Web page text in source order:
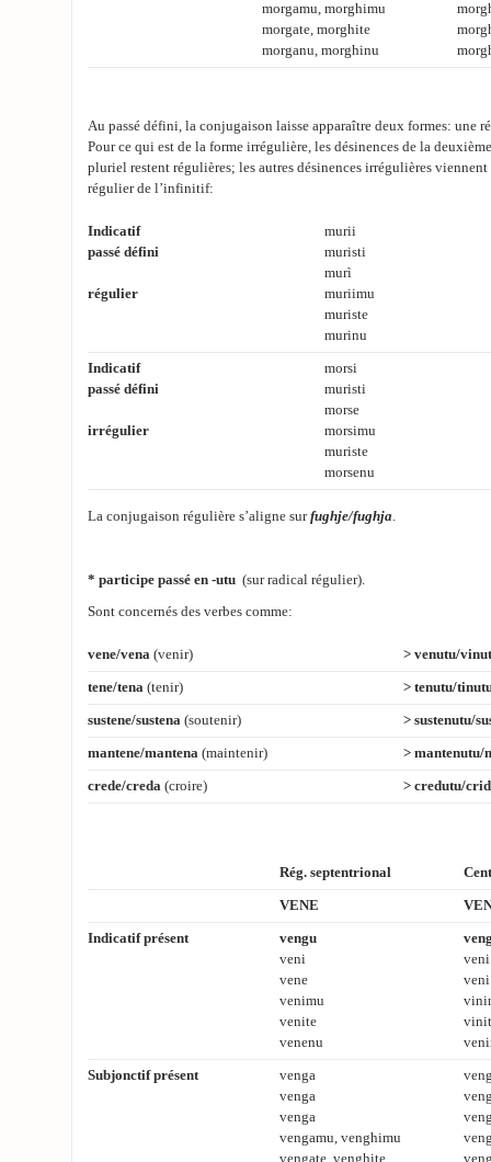
morgamu, morghimu
morgate, morghite
morganu, morghinu
Au passé défini, la conjugaison laisse apparaître deux formes: une
Pour ce qui est de la forme irrégulière, les désinences de la
pluriel restent régulières; les autres désinences irrégulières
régulier de l’infinitif:
Indicatif
passé défini
régulier
murii
muristi
murì
muriimu
muriste
murinu
Indicatif
passé défini
irrégulier
morsi
muristi
morse
morsimu
muriste
morsenu
La conjugaison régulière s’aligne surfughje/fughja.
* participe passé en -utu (sur radical régulier).
Sont concernés des verbes comme:
vene/vena (venir) > venutu/
tene/tena (tenir) > tenutu/
sustene/sustena (soutenir) > sustenutu/
mantene/mantena (maintenir) > mantenutu/
crede/creda (croire) > credutu/
Rég. septentrional
VENE
Indicatif présent
vengu
veni
vene
venimu
venite
venenu
veni
veni
Subjonctif présent
venga
venga
venga
vengamu, venghimu
vengate, venghite